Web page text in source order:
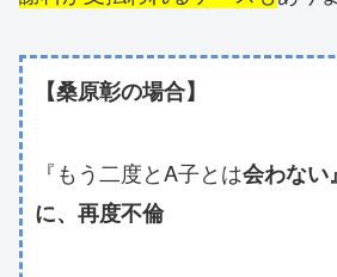
【桑原彰の場合】
『もう二度とA子とは会わない
に、再度不倫